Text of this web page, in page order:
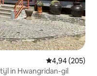
Gemiddelde
4,94 (205)
in Hwangridan-gil